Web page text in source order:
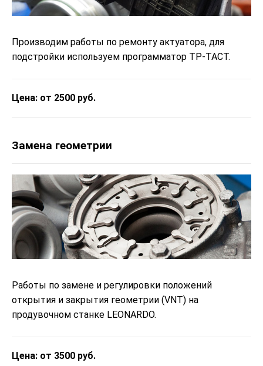
Производим работы по ремонту актуатора, для
подстройки используем программатор ТР-ТАСТ.
Цена: от 2500 руб.
Замена геометрии
Работы по замене и регулировки положений
открытия и закрытия геометрии (VNT) на
продувочном станке LEONARDO.
Цена: от 3500 руб.